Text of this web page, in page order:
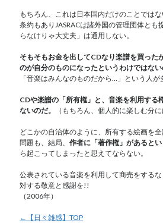
もちろん、これは日本国内だけのことでは
条約もありJASRACは諸外国の管理団体とも
らなけりゃ大丈夫」は通用しない。
そもそもお金を出してCDなり楽譜を買った
のが自分のものになったというわけではな
「音楽はみんなのものだから…」という人が
CDや楽譜の「所有権」と、音楽を利用する
ないのだ。
（もちろん、個人的に楽しむ分
どこかの自治体のように、所有する絵画を
問題も、結局、作者に「著作権」があると
ら起こってしまったと思えてならない。
公表されている音楽を利用して商売をする
対する敬意と感謝を!!
（2006年）
←【日々雑感】TOP